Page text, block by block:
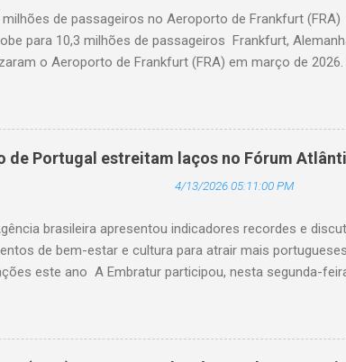
milhões de passageiros no Aeroporto de Frankfurt
para 10,3 milhões de passageiros Frankfurt,
o Aeroporto de Frankfurt (FRA) em março de
geopolítica. Cerca de 100 mil passageiros no FRA
em meados de março. As consequências da
no tráfego com destino ao Oriente Médio durante o
por um forte crescimento para destinos na
+32,4%; Índia +22,2%; China +22,2%). (© Fraport)
de Portugal estreitam laços no Fórum
4/13/2026 05:11:00 PM
brasileira apresentou indicadores recordes e
de bem-estar e cultura para atrair mais
este ano A Embratur participou, nesta segunda-
fluxo turístico, o fortalecimento das relações
Bruno Reis (dir.) apresentou indicadores de
em 2025 com 9,3 milhões de chegadas de viajantes